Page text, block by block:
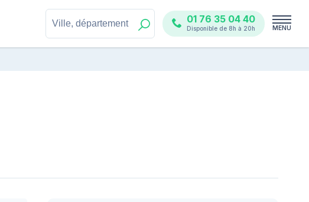
01 76 35 04 40
Disponible de 8h à 20h MENU